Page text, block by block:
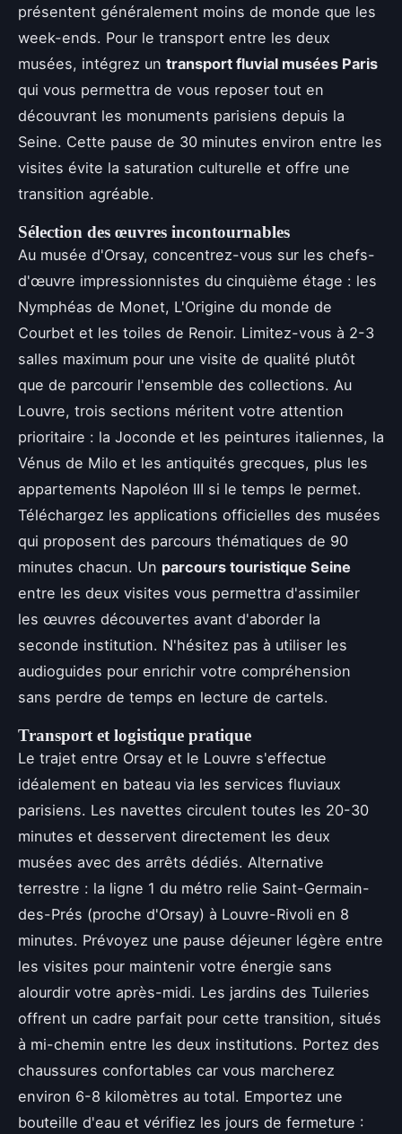
présentent généralement moins de monde que les
week-ends. Pour le transport entre les deux
musées, intégrez un transport fluvial musées Paris
qui vous permettra de vous reposer tout en
découvrant les monuments parisiens depuis la
Seine. Cette pause de 30 minutes environ entre les
visites évite la saturation culturelle et offre une
transition agréable.
Sélection des œuvres incontournables
Au musée d'Orsay, concentrez-vous sur les chefs-
d'œuvre impressionnistes du cinquième étage : les
Nymphéas de Monet, L'Origine du monde de
Courbet et les toiles de Renoir. Limitez-vous à 2-3
salles maximum pour une visite de qualité plutôt
que de parcourir l'ensemble des collections. Au
Louvre, trois sections méritent votre attention
prioritaire : la Joconde et les peintures italiennes, la
Vénus de Milo et les antiquités grecques, plus les
appartements Napoléon III si le temps le permet.
Téléchargez les applications officielles des musées
qui proposent des parcours thématiques de 90
minutes chacun. Un parcours touristique Seine
entre les deux visites vous permettra d'assimiler
les œuvres découvertes avant d'aborder la
seconde institution. N'hésitez pas à utiliser les
audioguides pour enrichir votre compréhension
sans perdre de temps en lecture de cartels.
Transport et logistique pratique
Le trajet entre Orsay et le Louvre s'effectue
idéalement en bateau via les services fluviaux
parisiens. Les navettes circulent toutes les 20-30
minutes et desservent directement les deux
musées avec des arrêts dédiés. Alternative
terrestre : la ligne 1 du métro relie Saint-Germain-
des-Prés (proche d'Orsay) à Louvre-Rivoli en 8
minutes. Prévoyez une pause déjeuner légère entre
les visites pour maintenir votre énergie sans
alourdir votre après-midi. Les jardins des Tuileries
offrent un cadre parfait pour cette transition, situés
à mi-chemin entre les deux institutions. Portez des
chaussures confortables car vous marcherez
environ 6-8 kilomètres au total. Emportez une
bouteille d'eau et vérifiez les jours de fermeture :